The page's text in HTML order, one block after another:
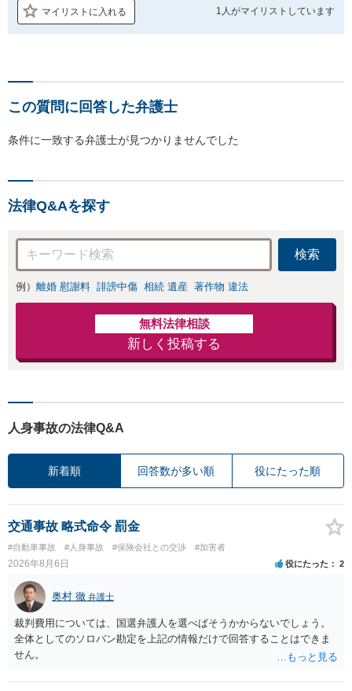
マイリストに入れる 1人がマイリストしています
この質問に回答した弁護士
条件に一致する弁護士が見つかりませんでした
法律Q&Aを探す
検索
例） 離婚 慰謝料 誹謗中傷 相続 遺産 著作物 違法
無料法律相談
新しく投稿する
人身事故の法律Q&A
新着順 回答数が多い順 役にたった順
交通事故 略式命令 罰金
#自動車事故 #人身事故 #保険会社との交渉 #加害者
2026年8月6日 役にたった 2
奥村 徹 弁護士
裁判費用については、国選弁護人を選べばそうかからないでしょう。
全体としてのソロバン勘定を上記の情報だけで回答することはできま
せん。